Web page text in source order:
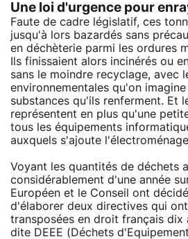
Une loi d'urgence pour
Faute de cadre législatif, ces
jusqu'à lors bazardés sans
en déchèterie parmi les ordures
Ils finissaient alors incinérés ou
sans le moindre recyclage, avec
environnementales qu'on
substances qu'ils renferment. Et
représentent en plus qu'une
tous les équipements
auxquels s'ajoute
Voyant les quantités de déchets
considérablement d'une année
Européen et le Conseil ont
d'élaborer deux directives qui
transposées en droit français dix
dite DEEE (Déchets